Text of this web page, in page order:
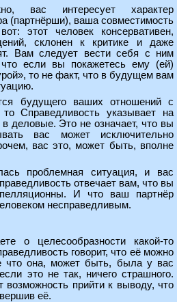
вас интересует характер
(партнёрши), ваша совместимость
этот человек консервативен,
склонен к критике и даже
Вам следует вести себя с ним
если вы покажетесь ему (ей)
то не факт, что в будущем вам
будущего ваших отношений с
Справедливость указывает на
деловые. Это не означает, что вы
вас может исключительно
вас это, может быть, вполне
проблемная ситуация, и вас
отвечает вам, что вы
И что ваш партнёр
несправедливым.
о целесообразности какой-то
говорит, что её можно
что она, может быть, была у вас
это не так, ничего страшного.
возможность прийти к выводу, что
её.